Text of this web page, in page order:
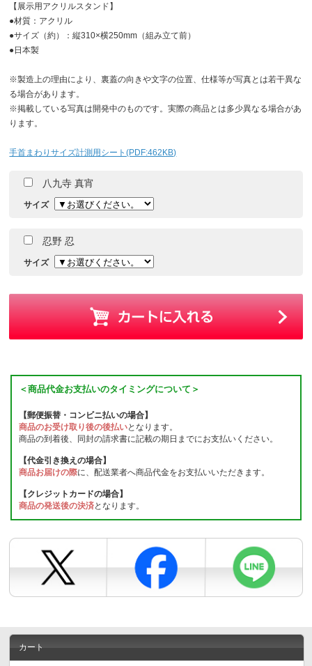
【展示用アクリルスタンド】
●材質：アクリル
●サイズ（約）：縦310×横250mm（組み立て前）
●日本製
※製造上の理由により、裏蓋の向きや文字の位置、仕様等が写真とは若干異な
る場合があります。
※掲載している写真は開発中のものです。実際の商品とは多少異なる場合があ
ります。
手首まわりサイズ計測用シート(PDF:462KB)
八九寺 真宵
サイズ
忍野 忍
サイズ
＜商品代金お支払いのタイミングについて＞
【郵便振替・コンビニ払いの場合】
商品のお受け取り後の後払いとなります。
商品の到着後、同封の請求書に記載の期日までにお支払いください。
【代金引き換えの場合】
商品お届けの際に、配送業者へ商品代金をお支払いいただきます。
【クレジットカードの場合】
商品の発送後の決済となります。
カート